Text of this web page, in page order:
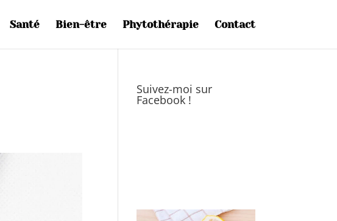
Santé Bien-être Phytothérapie Contact
Suivez-moi sur
Facebook !